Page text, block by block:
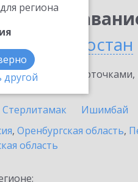
региона
Башкортостан
карточками,
Стерлитамак Ишимбай
, Оренбургская область,
область